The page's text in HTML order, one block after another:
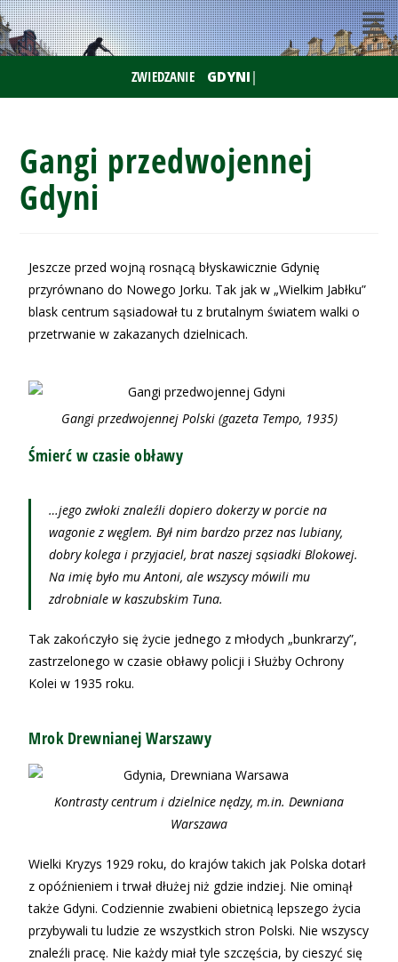
ZWIEDZANIE
Gangi przedwojennej
Gdyni
Jeszcze przed wojną rosnącą błyskawicznie Gdynię
przyrównano do Nowego Jorku. Tak jak w „Wielkim Jabłku”
blask centrum sąsiadował tu z brutalnym światem walki o
przetrwanie w zakazanych dzielnicach.
Gangi przedwojennej Polski (gazeta Tempo, 1935)
Śmierć w czasie obławy
…jego zwłoki znaleźli dopiero dokerzy w porcie na
wagonie z węglem. Był nim bardzo przez nas lubiany,
dobry kolega i przyjaciel, brat naszej sąsiadki Blokowej.
Na imię było mu Antoni, ale wszyscy mówili mu
zdrobniale w kaszubskim Tuna.
Tak zakończyło się życie jednego z młodych „bunkrarzy”,
zastrzelonego w czasie obławy policji i Służby Ochrony
Kolei w 1935 roku.
Mrok Drewnianej Warszawy
Kontrasty centrum i dzielnice nędzy, m.in. Dewniana
Warszawa
Wielki Kryzys 1929 roku, do krajów takich jak Polska dotarł
z opóźnieniem i trwał dłużej niż gdzie indziej. Nie ominął
także Gdyni. Codziennie zwabieni obietnicą lepszego życia
przybywali tu ludzie ze wszystkich stron Polski. Nie wszyscy
znaleźli pracę. Nie każdy miał tyle szczęścia, by cieszyć się